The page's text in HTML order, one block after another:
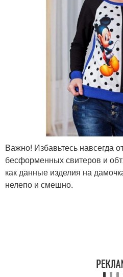
Важно! Избавьтесь навсегда
бесформенных свитеров и
как данные изделия на
нелепо и смешно.